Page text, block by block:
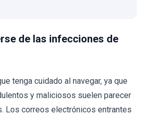
de las infecciones de
tenga cuidado al navegar, ya que
y maliciosos suelen parecer
Los correos electrónicos entrantes